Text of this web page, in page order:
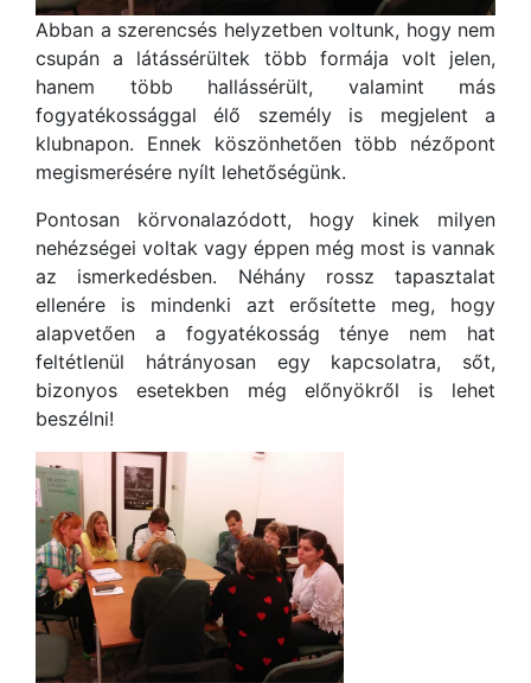
Abban a szerencsés helyzetben voltunk, hogy nem
csupán a látássérültek több formája volt jelen,
hanem több hallássérült, valamint más
fogyatékossággal élő személy is megjelent a
klubnapon. Ennek köszönhetően több nézőpont
megismerésére nyílt lehetőségünk.
Pontosan körvonalazódott, hogy kinek milyen
nehézségei voltak vagy éppen még most is vannak
az ismerkedésben. Néhány rossz tapasztalat
ellenére is mindenki azt erősítette meg, hogy
alapvetően a fogyatékosság ténye nem hat
feltétlenül hátrányosan egy kapcsolatra, sőt,
bizonyos esetekben még előnyökről is lehet
beszélni!